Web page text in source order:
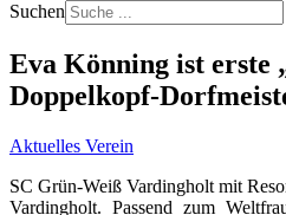
Suchen
Eva Könning ist erste
Doppelkopf-
Aktuelles Verein
SC Grün-Weiß Vardingholt mit
Vardingholt. Passend zum